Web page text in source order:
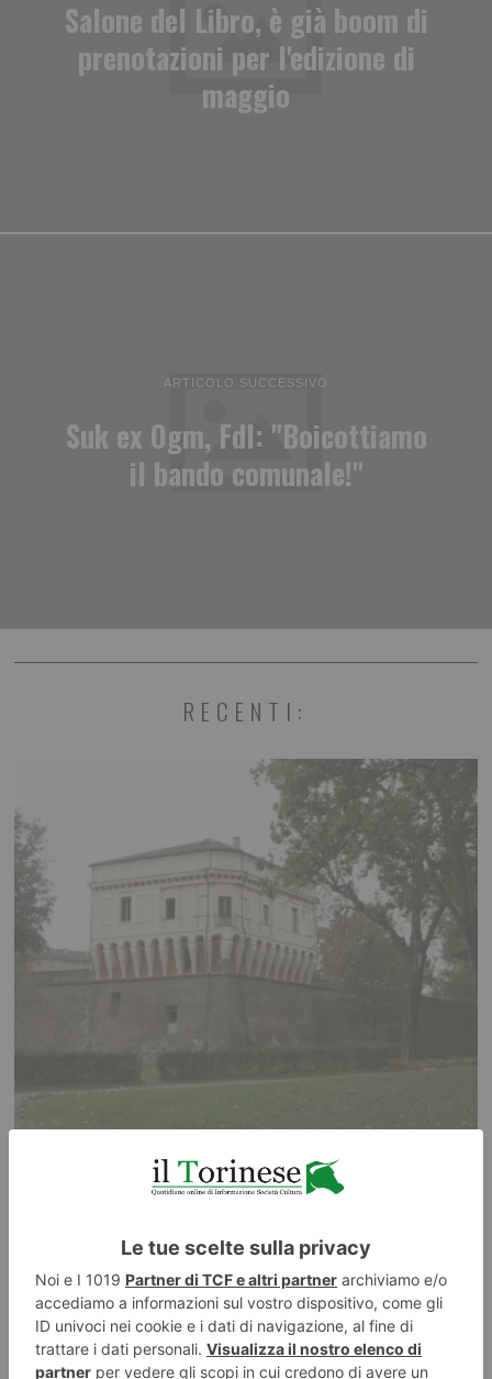
Salone del Libro, è già boom di
prenotazioni per l'edizione di
maggio
ARTICOLO SUCCESSIVO
Suk ex Ogm, FdI: "Boicottiamo
il bando comunale!"
RECENTI:
Angoli torinesi, il Bastion Verde
Il Bastion Verde di Torino, anche chiamato “degli angeli” è un luogo dove